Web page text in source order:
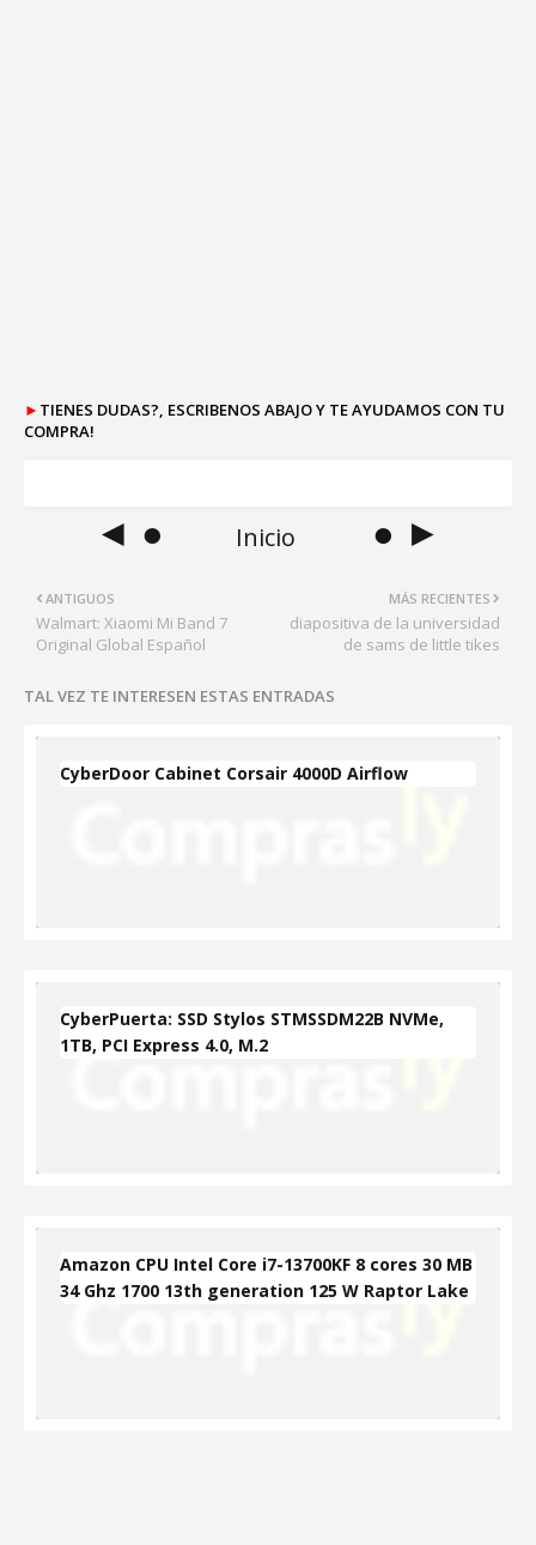
► TIENES DUDAS?, ESCRIBENOS ABAJO Y TE AYUDAMOS CON TU
COMPRA!
◄ ● Inicio ● ►
MÁS RECIENTES
diapositiva de la universidad
de sams de little tikes
ANTIGUOS
Walmart: Xiaomi Mi Band 7
Original Global Español
TAL VEZ TE INTERESEN ESTAS ENTRADAS
CyberDoor Cabinet Corsair 4000D Airflow
CyberPuerta: SSD Stylos STMSSDM22B NVMe,
1TB, PCI Express 4.0, M.2
Amazon CPU Intel Core i7-13700KF 8 cores 30 MB
34 Ghz 1700 13th generation 125 W Raptor Lake